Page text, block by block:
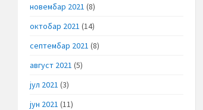
новембар 2021 (8)
октобар 2021 (14)
септембар 2021 (8)
август 2021 (5)
јул 2021 (3)
јун 2021 (11)